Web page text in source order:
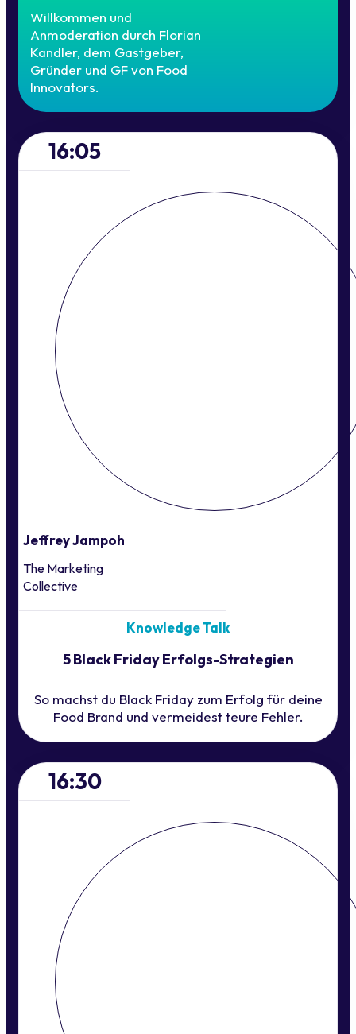
Willkommen und
Anmoderation durch Florian
Kandler, dem Gastgeber,
Gründer und GF von Food
Innovators.
16:05
Jeffrey Jampoh
The Marketing
Collective
Knowledge Talk
5 Black Friday Erfolgs-Strategien
So machst du Black Friday zum Erfolg für deine
Food Brand und vermeidest teure Fehler.
16:30